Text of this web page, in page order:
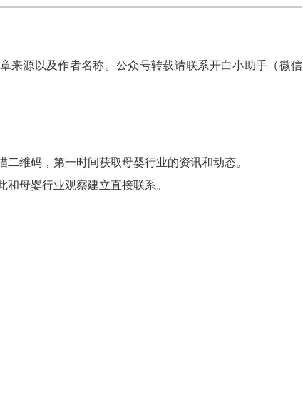
来源以及作者名称。公众号转载请联系开白小助手（微信
二维码，第一时间获取母婴行业的资讯和动态。
和母婴行业观察建立直接联系。